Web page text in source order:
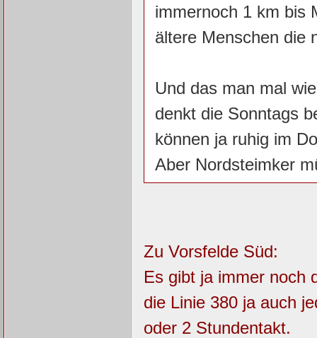
immernoch 1 km bis
ältere Menschen die
Und das man mal
denkt die Sonntags
können ja ruhig im
Aber Nordsteimker
Zu Vorsfelde Süd:
Es gibt ja immer noch
die Linie 380 ja auch
oder 2 Stundentakt.